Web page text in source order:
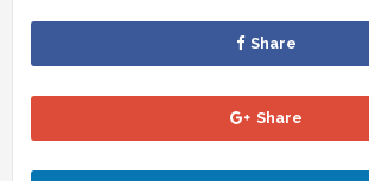
Share
Share